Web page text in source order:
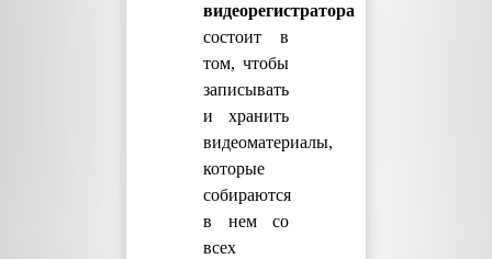
видеорегистратора
состоит в
том, чтобы
записывать
и хранить
видеоматериалы,
которые
собираются
в нем со
всех